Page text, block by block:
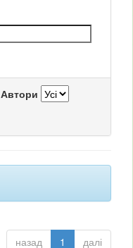
Автори
назад 1 далі